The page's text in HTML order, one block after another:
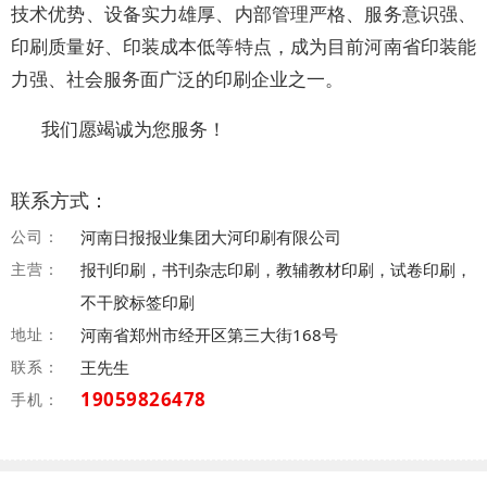
技术优势、设备实力雄厚、内部管理严格、服务意识强、
印刷质量好、印装成本低等特点，成为目前河南省印装能
力强、社会服务面广泛的印刷企业之一。
我们愿竭诚为您服务！
联系方式：
公司： 河南日报报业集团大河印刷有限公司
主营：
报刊印刷，书刊杂志印刷，教辅教材印刷，试卷印刷，
不干胶标签印刷
地址： 河南省郑州市经开区第三大街168号
联系： 王先生
手机： 19059826478